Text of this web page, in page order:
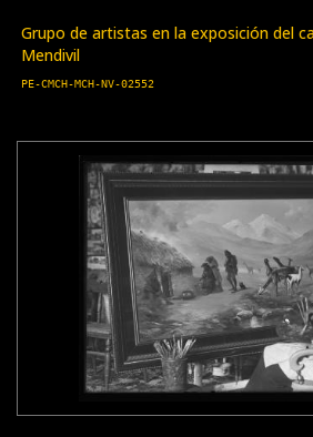
Grupo de artistas en la exposición del
Mendivil
PE-CMCH-MCH-NV-02552